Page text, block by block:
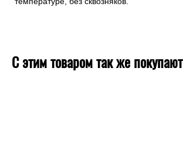
С этим товаром так же покупают